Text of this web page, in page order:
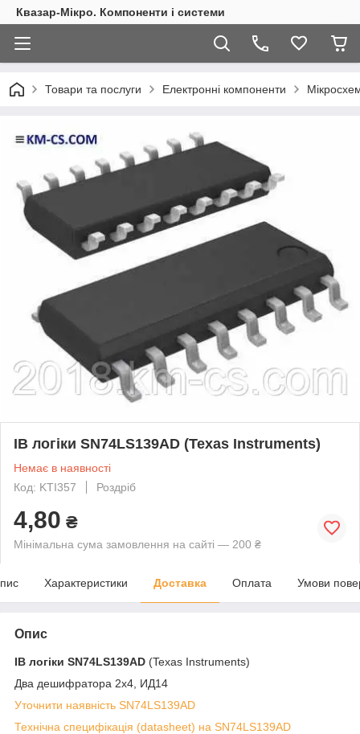
Квазар-Мікро. Компоненти і системи
Товари та послуги Електронні компоненти
ІВ логіки SN74LS139AD (Texas Instruments)
Немає в наявності
Код: KTI357
Роздріб
4,80 ₴
Мінімальна сума замовлення на сайті — 200 ₴
Характеристики Доставка Оплата Умови
Опис
ІВ логіки SN74LS139AD (Texas Instruments)
Два дешифратора 2х4, ИД14
Уточнити наявність SN74LS139AD
Технічна специфікація (datasheet) на SN74LS139AD